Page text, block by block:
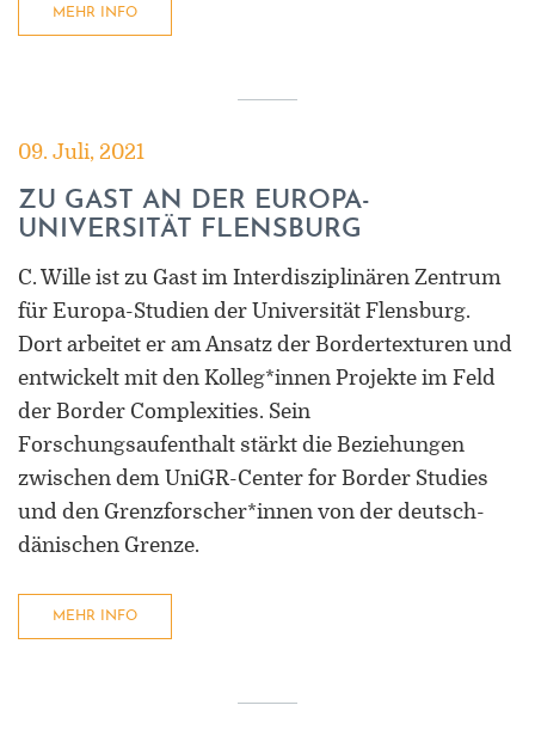
MEHR INFO
09. Juli, 2021
ZU GAST AN DER EUROPA-
UNIVERSITÄT FLENSBURG
C. Wille ist zu Gast im Interdisziplinären Zentrum
für Europa-Studien der Universität Flensburg.
Dort arbeitet er am Ansatz der Bordertexturen und
entwickelt mit den Kolleg*innen Projekte im Feld
der Border Complexities. Sein
Forschungsaufenthalt stärkt die Beziehungen
zwischen dem UniGR-Center for Border Studies
und den Grenzforscher*innen von der deutsch-
dänischen Grenze.
MEHR INFO